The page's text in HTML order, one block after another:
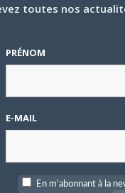
lorsque l’ombre
chose qui ne tourne
bataille, les règles ont
Rûko Kominato,
fois réunies pour la
toutes nos
PRÉNOM
E-MAIL
En m'abonnant à la